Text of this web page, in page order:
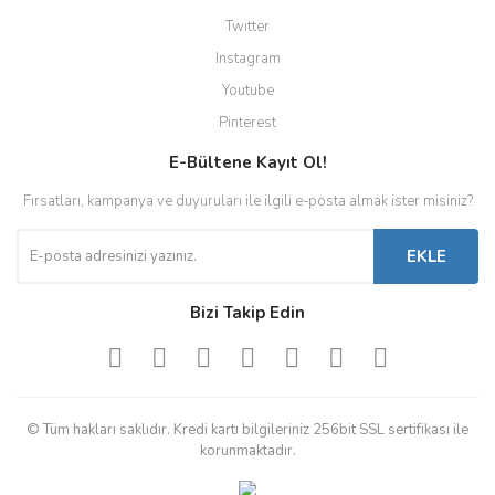
Twitter
Instagram
Youtube
Pinterest
E-Bültene Kayıt Ol!
Fırsatları, kampanya ve duyuruları ile ilgili e-posta almak ister misiniz?
EKLE
Bizi Takip Edin
© Tüm hakları saklıdır. Kredi kartı bilgileriniz 256bit SSL sertifikası ile
korunmaktadır.